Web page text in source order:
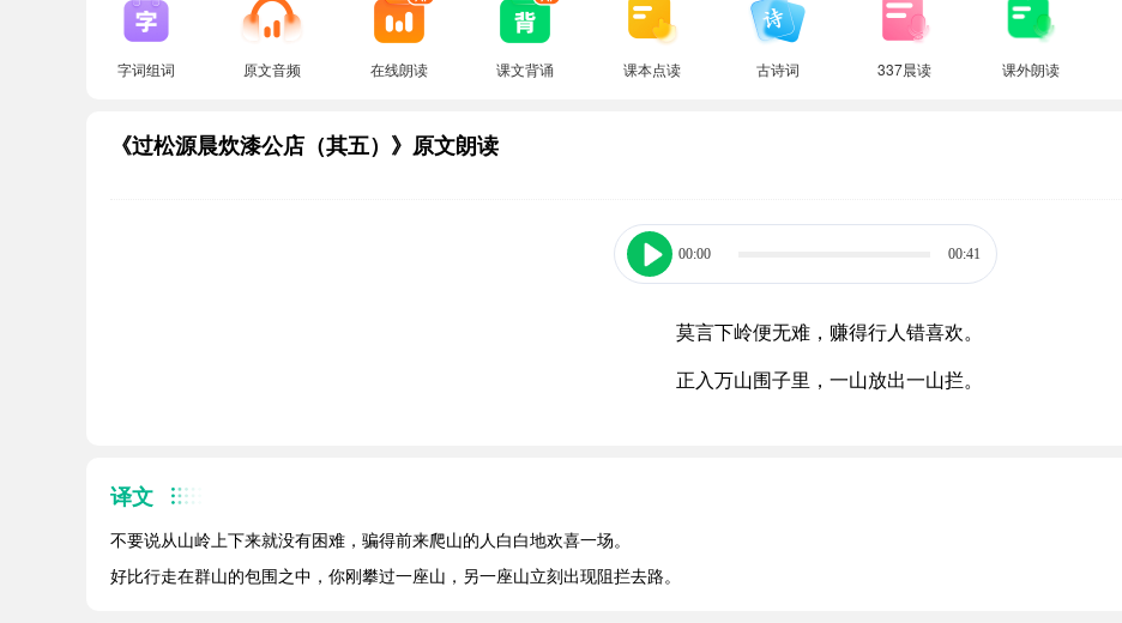
字词组词 原文音频 在线朗读 课文背诵 课本点读 古诗词 337晨读 课外朗读
《过松源晨炊漆公店（其五）》原文朗读
00:00 00:41
莫言下岭便无难，赚得行人错喜欢。
正入万山围子里，一山放出一山拦。
译文
不要说从山岭上下来就没有困难，骗得前来爬山的人白白地欢喜一场。
好比行走在群山的包围之中，你刚攀过一座山，另一座山立刻出现阻拦去路。